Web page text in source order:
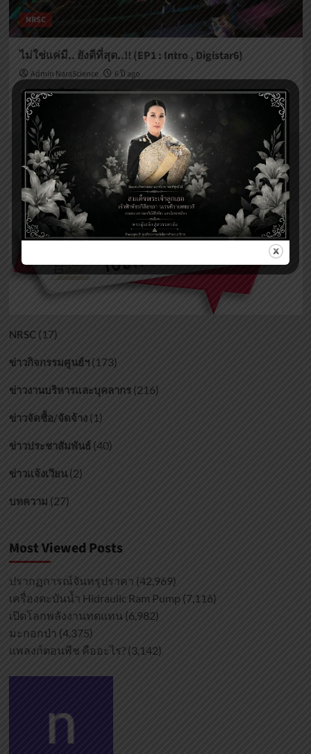
System)
NRSC
ไม่ใช่แค่มี.. ยังดีที่สุด..!! (EP1 : Intro , Digistar6)
Admin NaraScience
6 ปี ago
"สวัสดีครับ"...
Read More
about
ไม่ใช่
แค่
มี..
ยัง
ดี
ที่สุด..!!
(EP1
Posts
pagination
Previous 1 2
NRSC(17)
ข่าวกิจกรรมศูนย์ฯ(173)
ข่าวงานบริหารและบุคลากร(216)
ข่าวจัดซื้อ/จัดจ้าง(1)
ข่าวประชาสัมพันธ์(40)
ข่าวแจ้งเวียน(2)
บทความ (27)
Most Viewed Posts
ปรากฏการณ์จันทรุปราคา (42,969)
เครื่องตะบันน้ำ Hidraulic Ram Pump (7,116)
เปิดโลกพลังงานทดแทน (6,982)
มะกอกป่า (4,375)
แพลงก์ตอนพืช คืออะไร? (3,142)